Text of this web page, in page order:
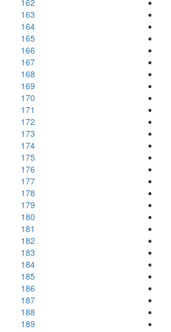
162
163
164
165
166
167
168
169
170
171
172
173
174
175
176
177
178
179
180
181
182
183
184
185
186
187
188
189